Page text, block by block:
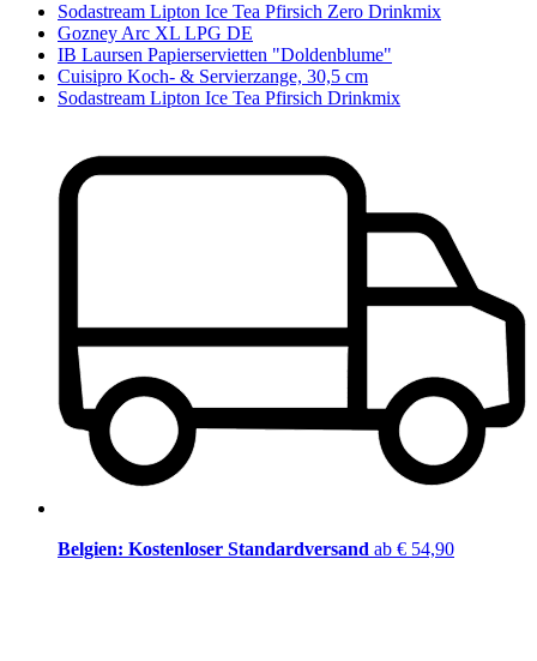
Sodastream Lipton Ice Tea Pfirsich Zero Drinkmix
Gozney Arc XL LPG DE
IB Laursen Papierservietten "Doldenblume"
Cuisipro Koch- & Servierzange, 30,5 cm
Sodastream Lipton Ice Tea Pfirsich Drinkmix
Belgien: Kostenloser Standardversand ab € 54,90